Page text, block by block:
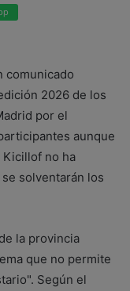
comunicado
2026 de los
por el
aunque
Kicillof no ha
solventarán los
la provincia
que no permite
Según el